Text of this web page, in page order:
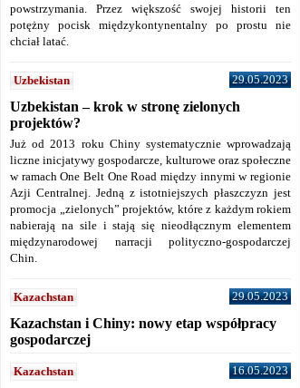
powstrzymania. Przez większość swojej historii ten
potężny pocisk międzykontynentalny po prostu nie
chciał latać.
Uzbekistan 29.05.2023
Uzbekistan – krok w stronę zielonych
projektów?
Już od 2013 roku Chiny systematycznie wprowadzają
liczne inicjatywy gospodarcze, kulturowe oraz społeczne
w ramach One Belt One Road między innymi w regionie
Azji Centralnej. Jedną z istotniejszych płaszczyzn jest
promocja „zielonych” projektów, które z każdym rokiem
nabierają na sile i stają się nieodłącznym elementem
międzynarodowej narracji polityczno-gospodarczej
Chin.
Kazachstan 29.05.2023
Kazachstan i Chiny: nowy etap współpracy
gospodarczej
Kazachstan 16.05.2023